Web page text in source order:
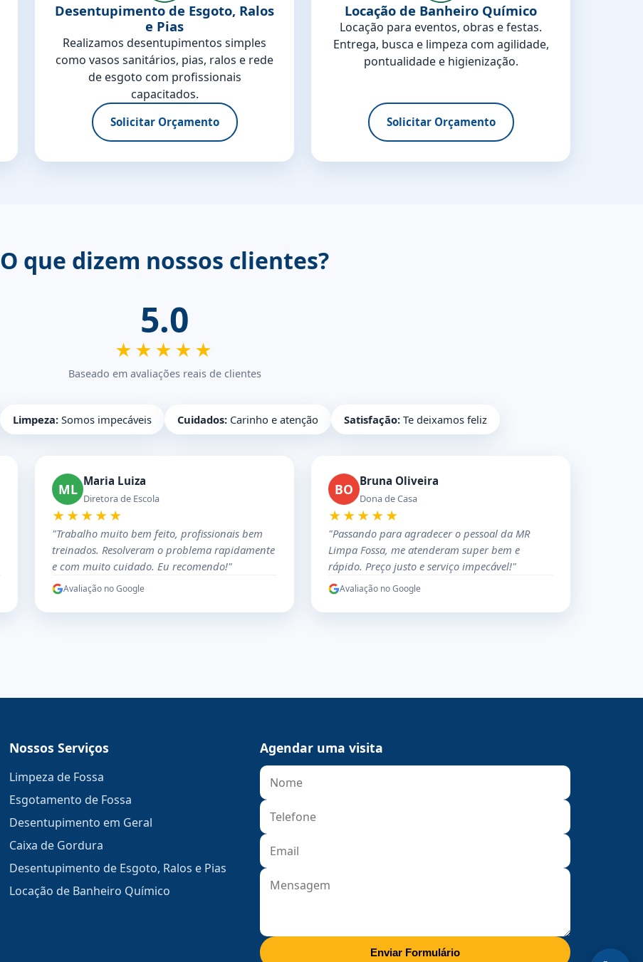
Desentupimento de Esgoto, Ralos
e Pias
Realizamos desentupimentos simples
como vasos sanitários, pias, ralos e rede
de esgoto com profissionais
capacitados.
Solicitar Orçamento
Locação de Banheiro Químico
Locação para eventos, obras e festas.
Entrega, busca e limpeza com agilidade,
pontualidade e higienização.
Solicitar Orçamento
O que dizem nossos clientes?
5.0
★★★★★
Baseado em avaliações reais de clientes
Limpeza: Somos impecáveis Cuidados: Carinho e atenção Satisfação: Te deixamos feliz
ML Maria Luiza
Diretora de Escola
★★★★★
"Trabalho muito bem feito, profissionais bem
treinados. Resolveram o problema rapidamente
e com muito cuidado. Eu recomendo!"
Avaliação no Google
BO Bruna Oliveira
Dona de Casa
★★★★★
"Passando para agradecer o pessoal da MR
Limpa Fossa, me atenderam super bem e
rápido. Preço justo e serviço impecável!"
Avaliação no Google
Nossos Serviços
Limpeza de Fossa
Esgotamento de Fossa
Desentupimento em Geral
Caixa de Gordura
Desentupimento de Esgoto, Ralos e Pias
Locação de Banheiro Químico
Agendar uma visita
Enviar Formulário